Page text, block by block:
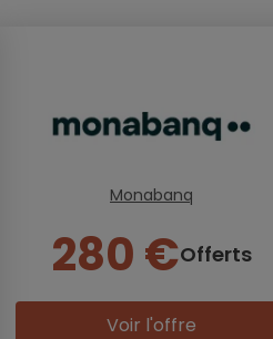
Monabanq
280 €Offerts
Voir l'offre